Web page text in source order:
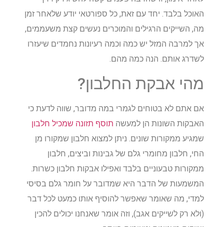
האוכל בלבד. יחד עם זאת, כל ספורטאי יודע שלאחר זמן
מה, השייקים הרגילים והמוכרים נעשים קצת משעממים,
אך למרבה המזל יש כמה וכמה רעיונות נחמדים שיעזרו
לשדרג אותם. הנה כמה מהם.
מהי אבקת החלבון?
אם אתם לא בטוחים לגמרי במה מדובר, שווה לדעת כי
האבקות השונות הן למעשהתוסף תזונה שמכיל חלבון
שמגיע ממקורות שונים. ניתן למצוא חלבון שמקורו מן
החי, חלבון מחומרי גלם של גבינות וביצים, חלבון
ממקורות טבעוניים בלבד ואפילו אבקות חלבון כשרות.
המשמעות של הדבר היא שמדובר על חומר גלם בסיסי
למדי, מה שאומר שאפשר להוסיף אותו כמעט לכל דבר
(ולא רק לשייקים אגב), וזה אומר שאנחנו יכולים להכין